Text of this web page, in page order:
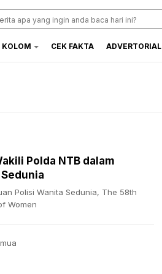
KOLOM CEK FAKTA ADVERTORIAL
Polda NTB dalam
Polisi Wanita Sedunia, The 58th
Women